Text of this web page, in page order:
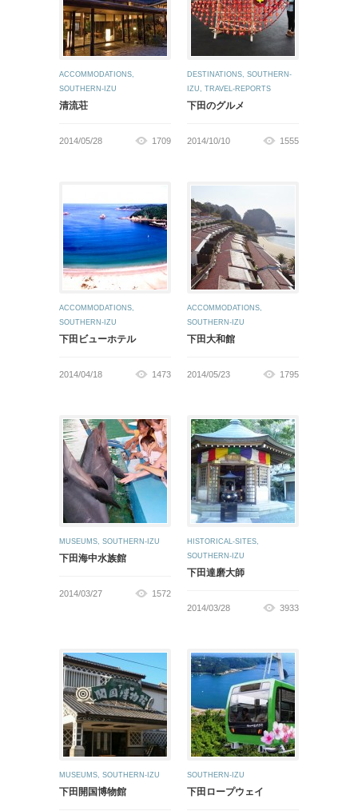
ACCOMMODATIONS,
SOUTHERN-IZU
清流荘
2014/05/28 1709
DESTINATIONS, SOUTHERN-
IZU, TRAVEL-REPORTS
下田のグルメ
2014/10/10 1555
ACCOMMODATIONS,
SOUTHERN-IZU
下田ビューホテル
2014/04/18 1473
ACCOMMODATIONS,
SOUTHERN-IZU
下田大和館
2014/05/23 1795
MUSEUMS, SOUTHERN-IZU
下田海中水族館
2014/03/27 1572
HISTORICAL-SITES,
SOUTHERN-IZU
下田達磨大師
2014/03/28 3933
MUSEUMS, SOUTHERN-IZU
下田開国博物館
SOUTHERN-IZU
下田ロープウェイ